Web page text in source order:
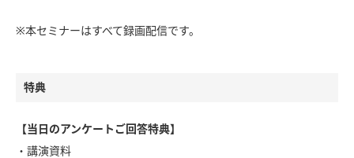
※本セミナーはすべて録画配信です。
特典
【当日のアンケートご回答特典】
・講演資料